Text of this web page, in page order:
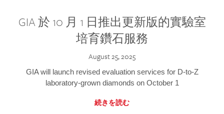
GIA 於 10 月 1 日推出更新版的實驗室
培育鑽石服務
August 25, 2025
GIA will launch revised evaluation services for D-to-Z
laboratory-grown diamonds on October 1
続きを読む